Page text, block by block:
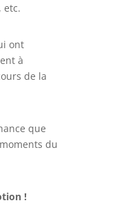
etc.
ont
à
de la
que
du
!